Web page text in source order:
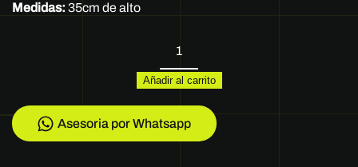
Medidas: 35cm de alto
cantidad
Añadir al carrito
Asesoria por Whatsapp